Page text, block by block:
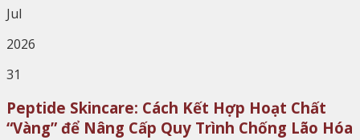
Jul
2026
31
Peptide Skincare: Cách Kết Hợp Hoạt Chất
“Vàng” để Nâng Cấp Quy Trình Chống Lão Hóa